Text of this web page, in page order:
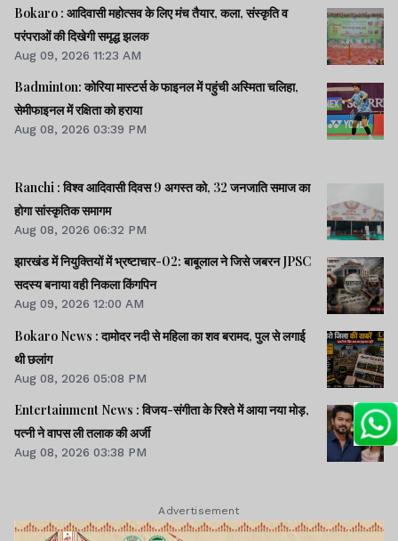
Bokaro : आदिवासी महोत्सव के लिए मंच तैयार, कला, संस्कृति व
परंपराओं की दिखेगी समृद्ध झलक
Aug 09, 2026 11:23 AM
Badminton: कोरिया मास्टर्स के फाइनल में पहुंची अस्मिता चलिहा,
सेमीफाइनल में रक्षिता को हराया
Aug 08, 2026 03:39 PM
Ranchi : विश्व आदिवासी दिवस 9 अगस्त को, 32 जनजाति समाज का
होगा सांस्कृतिक समागम
Aug 08, 2026 06:32 PM
झारखंड में नियुक्तियों में भ्रष्टाचार-02: बाबूलाल ने जिसे जबरन JPSC
सदस्य बनाया वही निकला किंगपिन
Aug 09, 2026 12:00 AM
Bokaro News : दामोदर नदी से महिला का शव बरामद, पुल से लगाई
थी छलांग
Aug 08, 2026 05:08 PM
Entertainment News : विजय-संगीता के रिश्ते में आया नया मोड़,
पत्नी ने वापस ली तलाक की अर्जी
Aug 08, 2026 03:38 PM
Advertisement